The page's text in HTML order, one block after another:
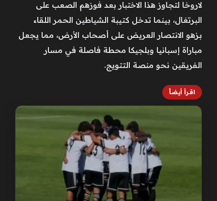
لاروخا لتجاوز هذا الاختبار بعد فوزهم الصعب على
البرتغال، بينما تدخل كتيبة الشياطين الحمر اللقاء
بزهو الانتصار العريض على أصحاب الأرض، مما يجعل
مباراة إسبانيا وبلجيكا محطة فاصلة في مسار
الفريقين نحو منصة التتويج.
اقرأ أيضاً